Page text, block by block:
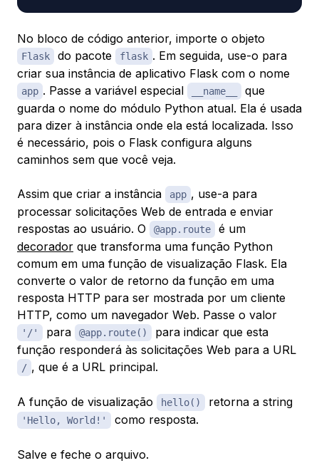
No bloco de código anterior, importe o objeto
Flask do pacote flask . Em seguida, use-o para
criar sua instância de aplicativo Flask com o nome
app . Passe a variável especial __name__
​​​ que
guarda o nome do módulo Python atual. Ela é usada
para dizer à instância onde ela está localizada. Isso
é necessário, pois o Flask configura alguns
caminhos sem que você veja.
Assim que criar a instância app , use-a para
processar solicitações Web de entrada e enviar
respostas ao usuário. O
@app.route
​​​ é um
decorador que transforma uma função Python
comum em uma função de visualização Flask. Ela
converte o valor de retorno da função em uma
resposta HTTP para ser mostrada por um cliente
HTTP, como um navegador Web. Passe o valor
'/' para @app.route()
para indicar que esta
função responderá às solicitações Web para a URL
/ , que é a URL principal.
A função de visualização hello() retorna a string
'Hello, World!' como resposta.
Salve e feche o arquivo.